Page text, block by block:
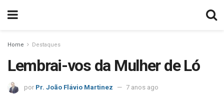
Home Destaques
Lembrai-vos da Mulher de Ló
por Pr. João Flávio Martinez 7 anos ago